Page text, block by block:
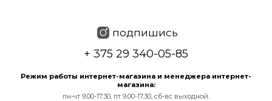
подпишись
+ 375 29 340-05-85
Режим работы интернет-магазина и менеджера интернет-
магазина:
пн-чт 9.00-17.30, пт 9.00-17.30, сб-вс выходной.